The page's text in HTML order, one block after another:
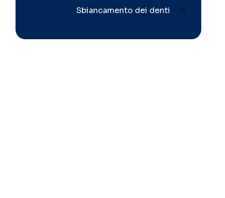
Sbiancamento dei denti